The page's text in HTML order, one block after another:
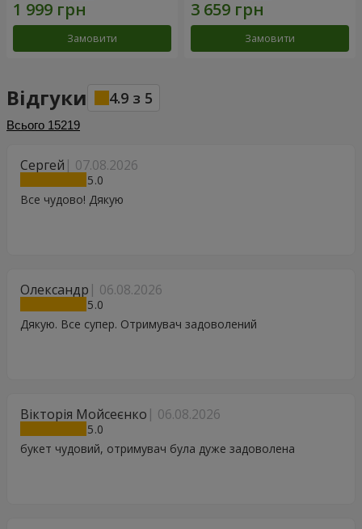
Замовити Замовити
Відгуки 4.9 з 5
Всього 15219
Сергей 07.08.2026
5
Все чудово! Дякую
Олександр 06.08.2026
5
Дякую. Все супер. Отримувач задоволений
Вікторія Мойсеєнко 06.08.2026
5
букет чудовий, отримувач була дуже задоволена